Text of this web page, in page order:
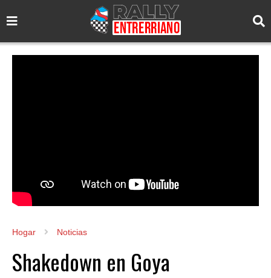
Hogar Noticias
Shakedown en Goya